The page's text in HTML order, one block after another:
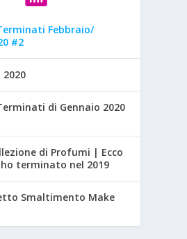
Febbraio/
#2
2020
di Gennaio 2020
di Profumi | Ecco
terminato nel 2019
Smaltimento Make